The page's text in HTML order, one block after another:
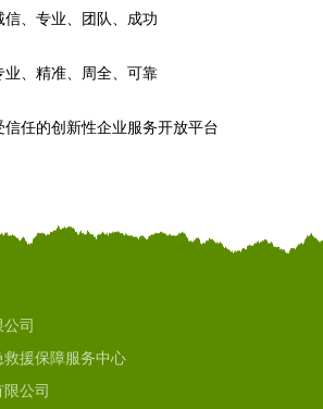
、专业、团队、成功
业、精准、周全、可靠
任的创新性企业服务开放平台
司
援保障服务中心
公司